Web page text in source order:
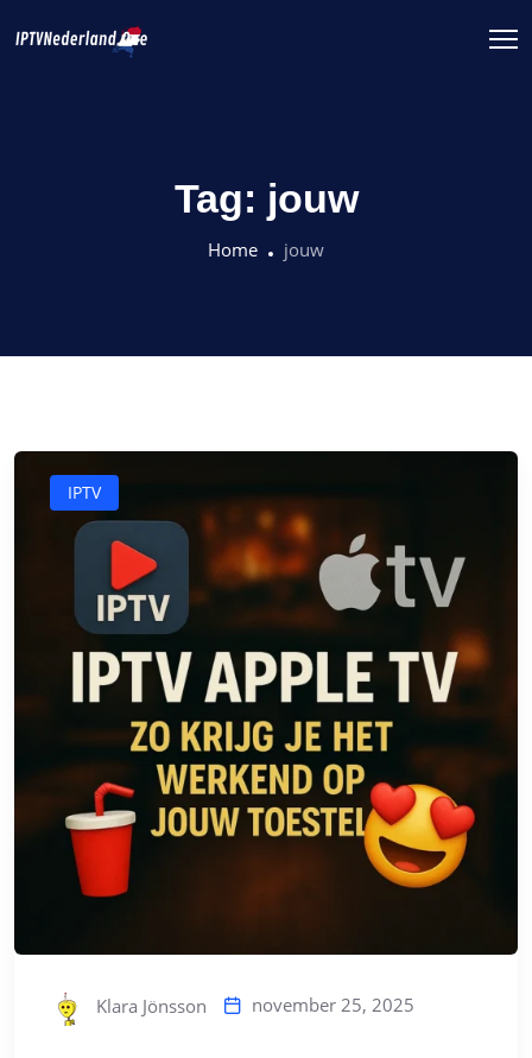
Tag: jouw
Home jouw
IPTV
Klara Jönsson november 25, 2025